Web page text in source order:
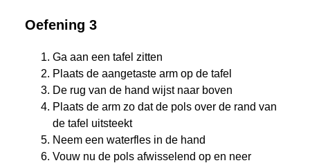
Oefening 3
Ga aan een tafel zitten
Plaats de aangetaste arm op de tafel
De rug van de hand wijst naar boven
Plaats de arm zo dat de pols over de rand van
de tafel uitsteekt
Neem een waterfles in de hand
Vouw nu de pols afwisselend op en neer